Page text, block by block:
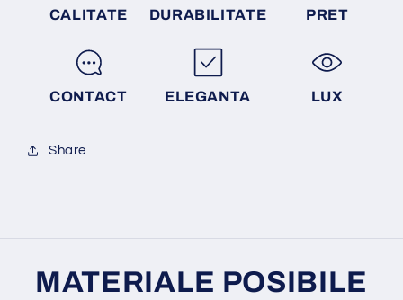
CALITATE DURABILITATE PRET
CONTACT ELEGANTA LUX
Share
MATERIALE POSIBILE